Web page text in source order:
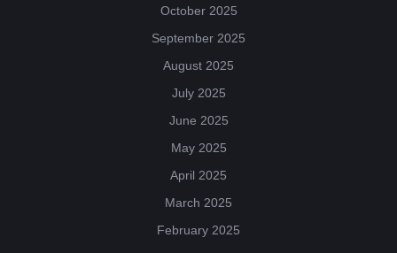
October 2025
September 2025
August 2025
July 2025
June 2025
May 2025
April 2025
March 2025
February 2025